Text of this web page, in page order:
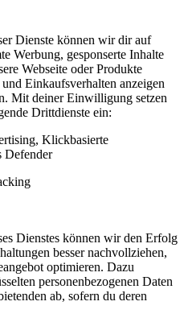
Dienste können wir dir auf
Werbung, gesponserte Inhalte
Webseite oder Produkte
Einkaufsverhalten anzeigen
Mit deiner Einwilligung setzen
Drittdienste ein:
Klickbasierte
Defender
Dienstes können wir den Erfolg
besser nachvollziehen,
optimieren. Dazu
personenbezogenen Daten
ab, sofern du deren